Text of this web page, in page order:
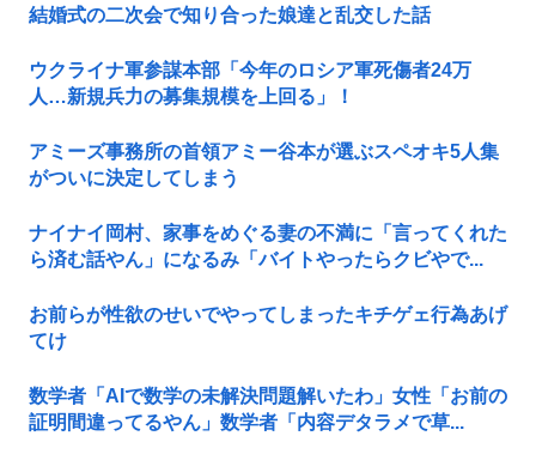
結婚式の二次会で知り合った娘達と乱交した話
ウクライナ軍参謀本部「今年のロシア軍死傷者24万
人…新規兵力の募集規模を上回る」！
アミーズ事務所の首領アミー谷本が選ぶスペオキ5人集
がついに決定してしまう
ナイナイ岡村、家事をめぐる妻の不満に「言ってくれた
ら済む話やん」になるみ「バイトやったらクビやで...
お前らが性欲のせいでやってしまったキチゲェ行為あげ
てけ
数学者「AIで数学の未解決問題解いたわ」女性「お前の
証明間違ってるやん」数学者「内容デタラメで草...